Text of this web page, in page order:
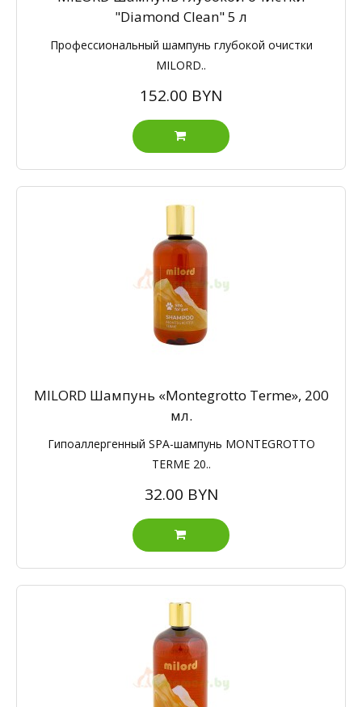
"Diamond Clean" 5 л
Профессиональный шампунь глубокой очистки
MILORD..
152.00 BYN
MILORD Шампунь «Montegrotto Terme», 200
мл.
Гипоаллергенный SPA-шампунь MONTEGROTTO
TERME 20..
32.00 BYN